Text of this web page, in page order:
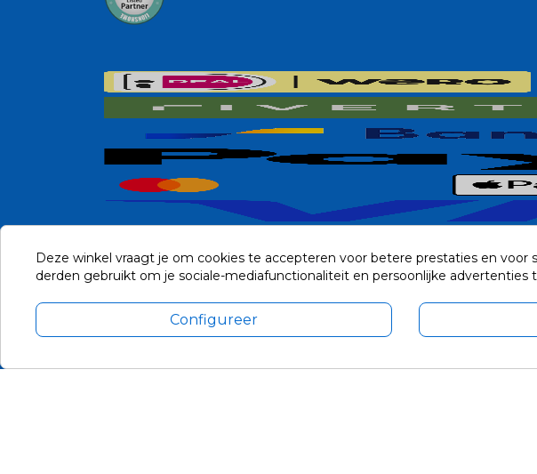
Alle prijzen zijn in Euro, inclusief BTW en andere heffingen en exclusief eventuele
Deze winkel vraagt je om cookies te accepteren voor betere prestaties en
derden gebruikt om je sociale-mediafunctionaliteit en persoonlijke
Configureer